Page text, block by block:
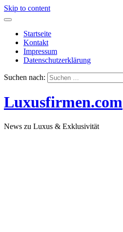
Skip to content
Startseite
Kontakt
Impressum
Datenschutzerklärung
Suchen nach:
Luxusfirmen.com
News zu Luxus & Exklusivität